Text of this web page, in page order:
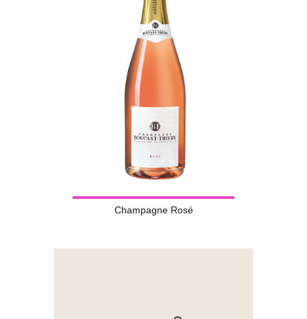
Champagne Rosé